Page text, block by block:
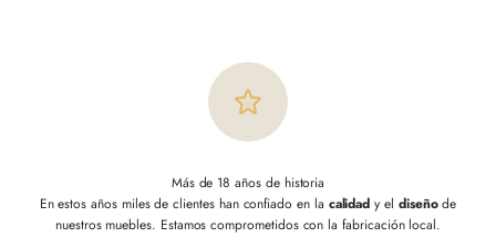
Más de 18 años de historia
En estos años miles de clientes han confiado en la calidad y el diseñode
nuestros muebles. Estamos comprometidos con la fabricación local.